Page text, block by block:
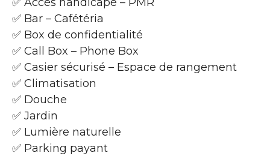
✅ Bar – Cafétéria
✅ Box de confidentialité
✅ Call Box – Phone Box
✅ Casier sécurisé – Espace de rangement
✅ Climatisation
✅ Douche
✅ Jardin
✅ Lumière naturelle
✅ Parking payant